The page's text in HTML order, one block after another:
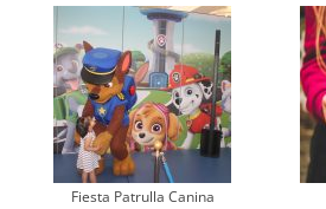
Fiesta Patrulla Canina